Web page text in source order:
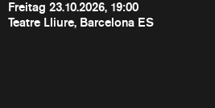
Freitag 23.10.2026, 19:00
Teatre Lliure, Barcelona ES